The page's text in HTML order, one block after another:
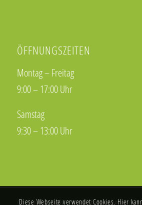
ÖFFNUNGSZEITEN
Montag – Freitag
9:00 – 17:00 Uhr
Samstag
9:30 – 13:00 Uhr
Diese Webseite verwendet Cookies. Hier